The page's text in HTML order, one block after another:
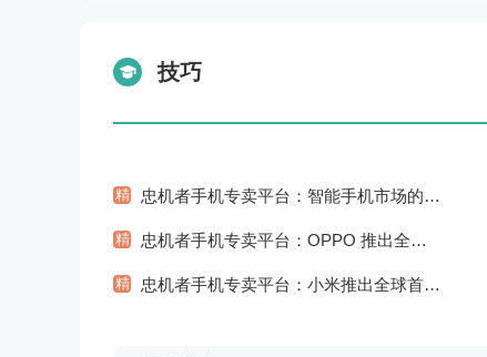
技巧
精 忠机者手机专卖平台：智能手机市场的信息安全挑战
精 忠机者手机专卖平台：OPPO 推出全新 A74 手机，采用 AMOLED 屏幕和大容量电池
精 忠机者手机专卖平台：小米推出全球首款智能床垫